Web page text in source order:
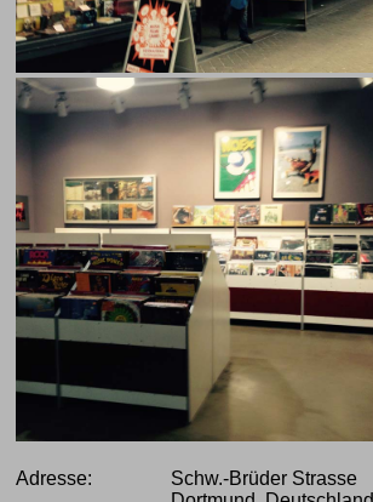
Adresse:
Schw.-Brüder Strasse